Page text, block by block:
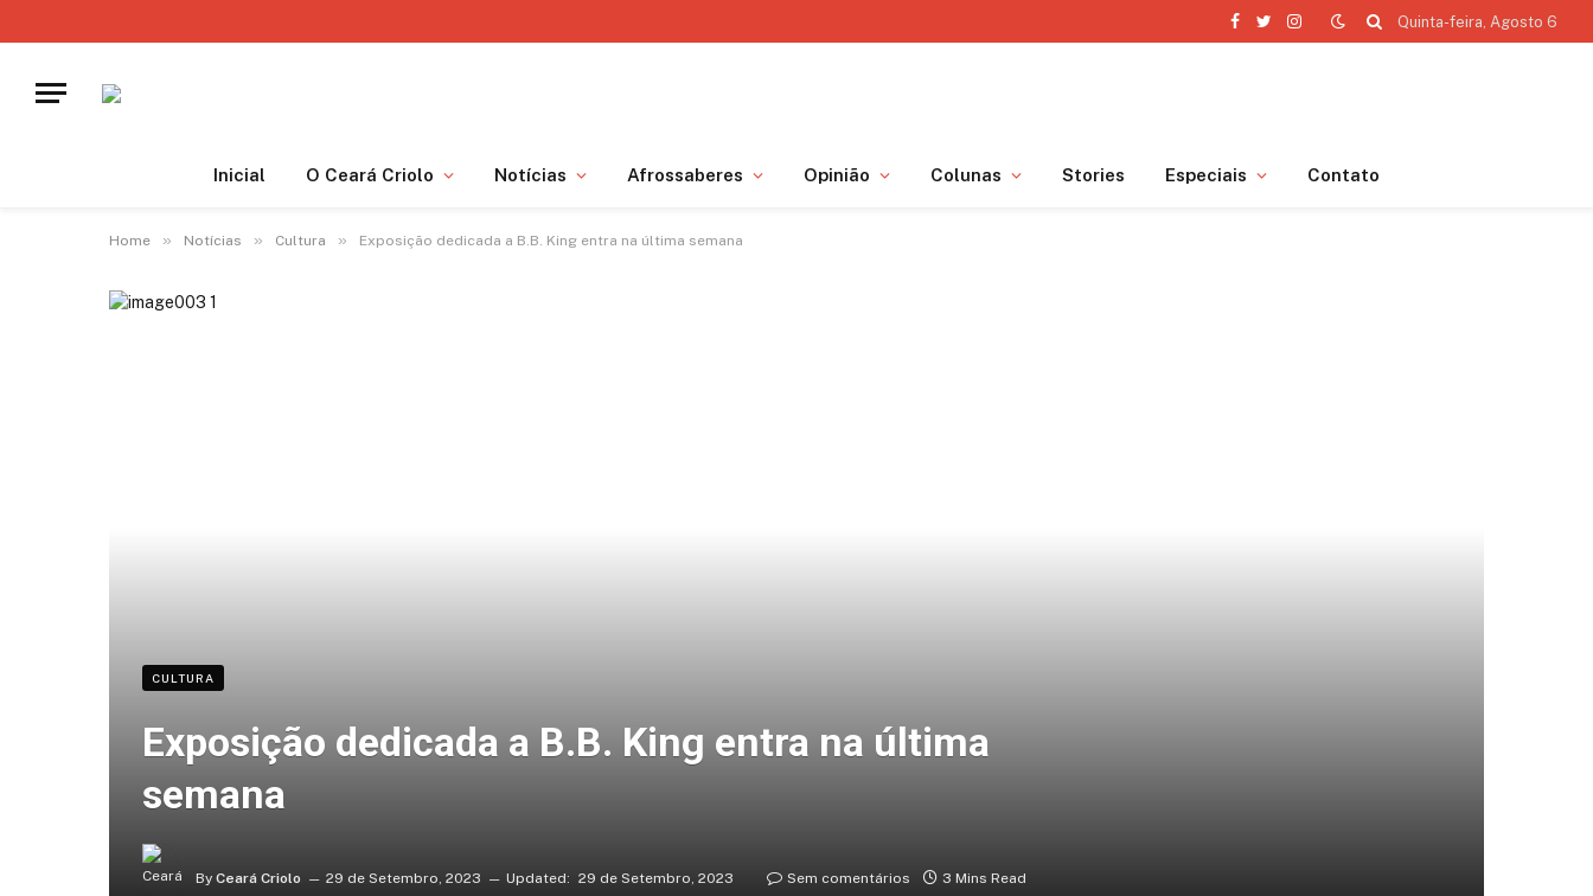
Facebook
TwitterInstagram
Quinta-feira, Agosto 6
Inicial O Ceará Criolo Notícias Afrossaberes Opinião Colunas Stories Especiais Contato
Home » Notícias » Cultura » Exposição dedicada a B.B. King entra na última semana
CULTURA
Exposição dedicada a B.B. King entra na última
semana
By Ceará Criolo 29 de Setembro, 2023 Updated: 29 de Setembro, 2023 Sem comentários 3 Mins Read